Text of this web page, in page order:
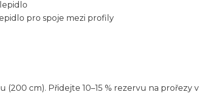
pro spoje mezi profily
cm). Přidejte 10–15 % rezervu na prořezy v